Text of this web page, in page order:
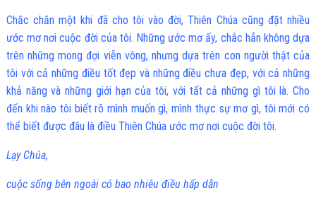
Chắc chắn một khi đã cho tôi vào đời, Thiên Chúa cũng đặt nhiều
ước mơ nơi cuộc đời của tôi. Những ước mơ ấy, chắc hẳn không dựa
trên những mong đợi viễn vông, nhưng dựa trên con người thật của
tôi với cả những điều tốt đẹp và những điều chưa đẹp, với cả những
khả năng và những giới hạn của tôi, với tất cả những gì tôi là. Cho
đến khi nào tôi biết rõ mình muốn gì, mình thực sự mơ gì, tôi mới có
thể biết được đâu là điều Thiên Chúa ước mơ nơi cuộc đời tôi.
Lạy Chúa,
cuộc sống bên ngoài có bao nhiêu điều hấp dẫn